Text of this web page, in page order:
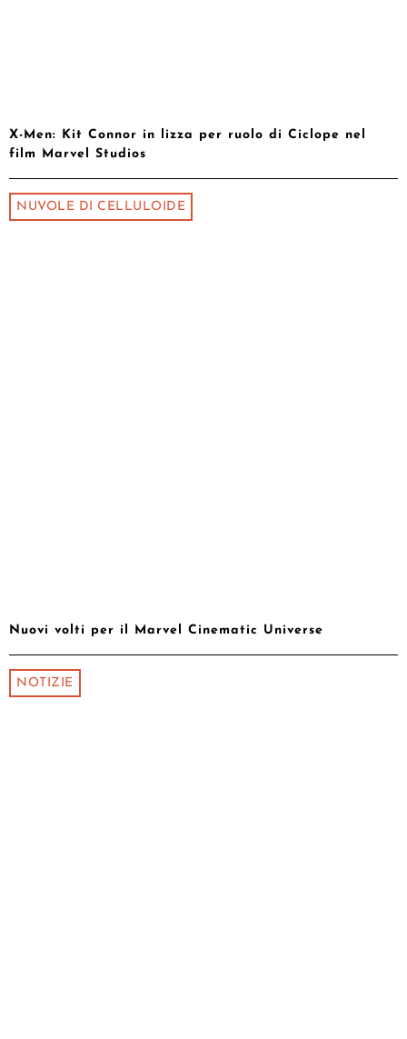
X-Men: Kit Connor in lizza per ruolo di Ciclope nel
film Marvel Studios
NUVOLE DI CELLULOIDE
Nuovi volti per il Marvel Cinematic Universe
NOTIZIE